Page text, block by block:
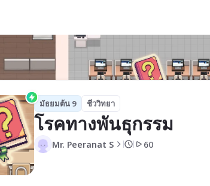
มัธยมต้น 9 ชีววิทยา
โรคทางพันธุกรรม
Mr. Peeranat S 60